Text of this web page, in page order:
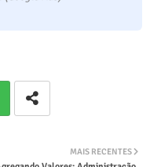
MAIS RECENTES